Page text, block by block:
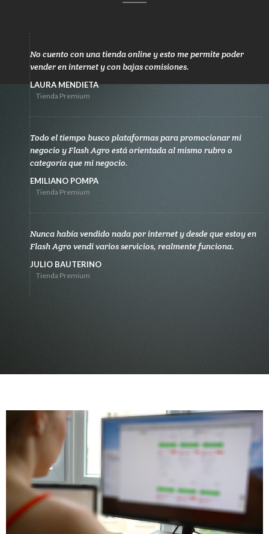
No cuento con una tienda online y esto me permite poder
vender en internet y con bajas comisiones.
LAURA MENDIETA
Tienda Premium
Todo el tiempo busco plataformas para promocionar mi
negocio y Flash Agro está orientada al mismo rubro o
categoría que mi negocio.
EMILIANO POMPA
Tienda Premium
Nunca había vendido nada por internet y desde que estoy en
Flash Agro vendi varios servicios, realmente funciona.
JULIO BAUTERINO
Tienda Premium